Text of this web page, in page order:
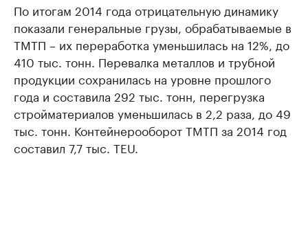
По итогам 2014 года отрицательную динамику
показали генеральные грузы, обрабатываемые в
ТМТП – их переработка уменьшилась на 12%, до
410 тыс. тонн. Перевалка металлов и трубной
продукции сохранилась на уровне прошлого
года и составила 292 тыс. тонн, перегрузка
стройматериалов уменьшилась в 2,2 раза, до 49
тыс. тонн. Контейнерооборот ТМТП за 2014 год
составил 7,7 тыс. TEU.